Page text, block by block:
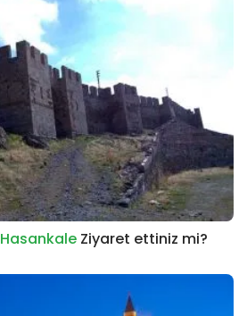
Hasankale Ziyaret ettiniz mi?